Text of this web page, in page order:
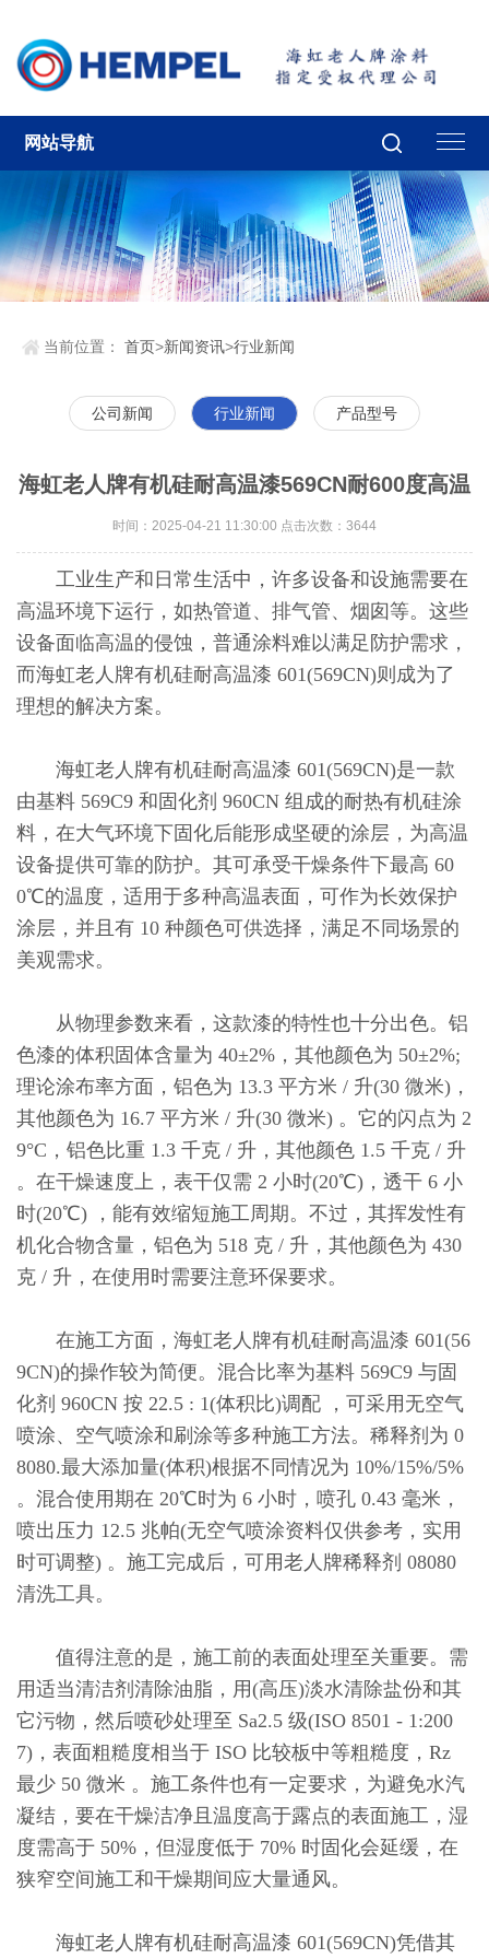
网站导航
当前位置：首页>新闻资讯>行业新闻
公司新闻 行业新闻 产品型号
海虹老人牌有机硅耐高温漆569CN耐600度高温
时间：2025-04-21 11:30:00 点击次数：3644
工业生产和日常生活中，许多设备和设施需要在
高温环境下运行，如热管道、排气管、烟囱等。这些
设备面临高温的侵蚀，普通涂料难以满足防护需求，
而海虹老人牌有机硅耐高温漆 601(569CN)则成为了
理想的解决方案。
海虹老人牌有机硅耐高温漆 601(569CN)是一款
由基料 569C9 和固化剂 960CN 组成的耐热有机硅涂
料，在大气环境下固化后能形成坚硬的涂层，为高温
设备提供可靠的防护。其可承受干燥条件下最高 60
0℃的温度，适用于多种高温表面，可作为长效保护
涂层，并且有 10 种颜色可供选择，满足不同场景的
美观需求。
从物理参数来看，这款漆的特性也十分出色。铝
色漆的体积固体含量为 40±2%，其他颜色为 50±2%;
理论涂布率方面，铝色为 13.3 平方米 / 升(30 微米)，
其他颜色为 16.7 平方米 / 升(30 微米) 。它的闪点为 2
9°C，铝色比重 1.3 千克 / 升，其他颜色 1.5 千克 / 升
。在干燥速度上，表干仅需 2 小时(20℃)，透干 6 小
时(20℃) ，能有效缩短施工周期。不过，其挥发性有
机化合物含量，铝色为 518 克 / 升，其他颜色为 430
克 / 升，在使用时需要注意环保要求。
在施工方面，海虹老人牌有机硅耐高温漆 601(56
9CN)的操作较为简便。混合比率为基料 569C9 与固
化剂 960CN 按 22.5 : 1(体积比)调配 ，可采用无空气
喷涂、空气喷涂和刷涂等多种施工方法。稀释剂为 0
8080.最大添加量(体积)根据不同情况为 10%/15%/5%
。混合使用期在 20℃时为 6 小时，喷孔 0.43 毫米，
喷出压力 12.5 兆帕(无空气喷涂资料仅供参考，实用
时可调整) 。施工完成后，可用老人牌稀释剂 08080
清洗工具。
值得注意的是，施工前的表面处理至关重要。需
用适当清洁剂清除油脂，用(高压)淡水清除盐份和其
它污物，然后喷砂处理至 Sa2.5 级(ISO 8501 - 1:200
7)，表面粗糙度相当于 ISO 比较板中等粗糙度，Rz
最少 50 微米 。施工条件也有一定要求，为避免水汽
凝结，要在干燥洁净且温度高于露点的表面施工，湿
度需高于 50%，但湿度低于 70% 时固化会延缓，在
狭窄空间施工和干燥期间应大量通风。
海虹老人牌有机硅耐高温漆 601(569CN)凭借其